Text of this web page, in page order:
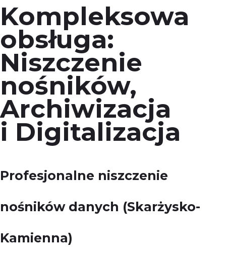
Kompleksowa
obsługa:
Niszczenie
nośników,
Archiwizacja
i Digitalizacja
Profesjonalne niszczenie
nośników danych (Skarżysko-
Kamienna)